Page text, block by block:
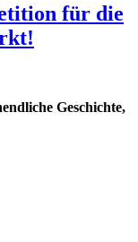
für die
Geschichte,